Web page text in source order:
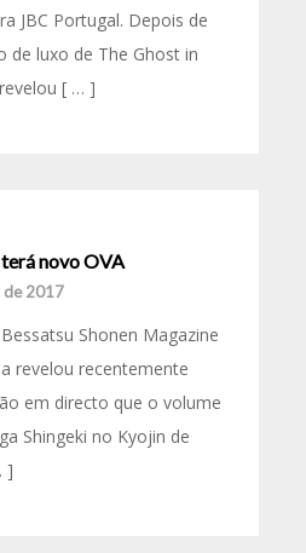
JBC Portugal. Depois de
de luxo de The Ghost in
[ … ]
novo OVA
de 2017
Shonen Magazine
revelou recentemente
em directo que o volume
Shingeki no Kyojin de
]